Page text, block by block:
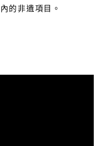
的非遺項目。